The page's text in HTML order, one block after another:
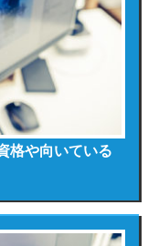
格や向いている